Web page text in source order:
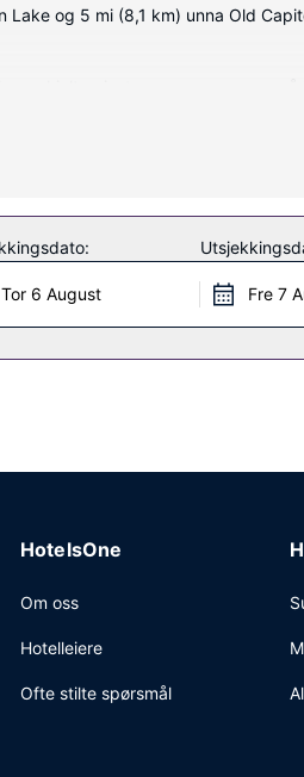
og 5 mi (8,1 km) unna Old
LCD-TV med kabel-TV. Rommene
spesialiserer seg på amerikanske
frokost tilbys mot et tillegg.
Tor 6 August Fre 7
HotelsOne
Om oss
Hotelleiere
Ofte stilte spørsmål